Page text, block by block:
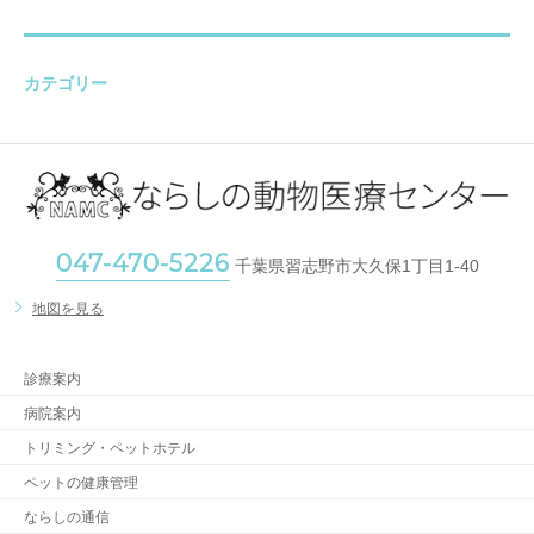
カテゴリー
047-470-5226 千葉県習志野市大久保1丁目1-40
地図を見る
診療案内
病院案内
トリミング・ペットホテル
ペットの健康管理
ならしの通信